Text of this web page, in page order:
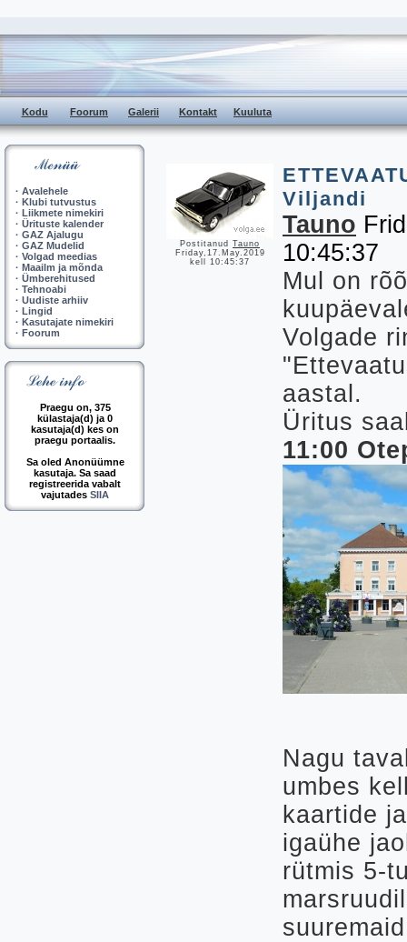
Kodu Foorum Galerii Kontakt Kuuluta
· Avalehele
· Klubi tutvustus
· Liikmete nimekiri
· Ürituste kalender
· GAZ Ajalugu
· GAZ Mudelid
· Volgad meedias
· Maailm ja mõnda
· Ümberehitused
· Tehnoabi
· Uudiste arhiiv
· Lingid
· Kasutajate nimekiri
· Foorum
Praegu on, 375
külastaja(d) ja 0
kasutaja(d) kes on
praegu portaalis.
Sa oled Anonüümne
kasutaja. Sa saad
registreerida vabalt
vajutades SIIA
Postitanud Tauno
Friday,17.May.2019
kell 10:45:37
Viljandi
Tauno
10:45:37
Mul on
Volgade
aastal.
Üritus
11:00
Nagu
umbes
kaartide
igaühe
rütmis 5-